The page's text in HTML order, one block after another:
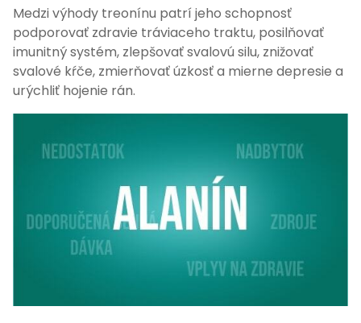
Medzi výhody treonínu patrí jeho schopnosť
podporovať zdravie tráviaceho traktu, posilňovať
imunitný systém, zlepšovať svalovú silu, znižovať
svalové kŕče, zmierňovať úzkosť a mierne depresie a
urýchliť hojenie rán.